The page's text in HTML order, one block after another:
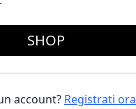
SHOP
account? Registrati ora